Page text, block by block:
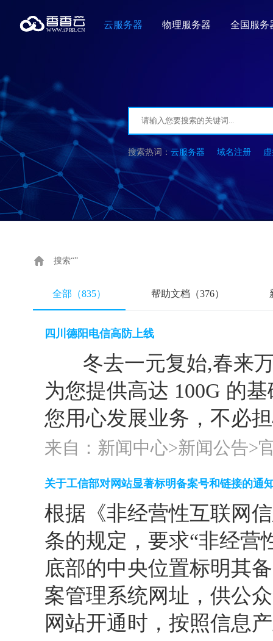
云服务器 物理服务器 全国服务
云服务器 域名注册
搜索“”
全部（835） 帮助文档（376）
四川德阳电信高防上线
冬去一元复始,春来万
为您提供高达 100G 的
您用心发展业务，不必
来自：新闻中心>新闻公告>
关于工信部对网站显著标明备案号和链接的通
根据《非经营性互联网
条的规定，要求“非经营
底部的中央位置标明其
案管理系统网址，供公
网站开通时，按照信息